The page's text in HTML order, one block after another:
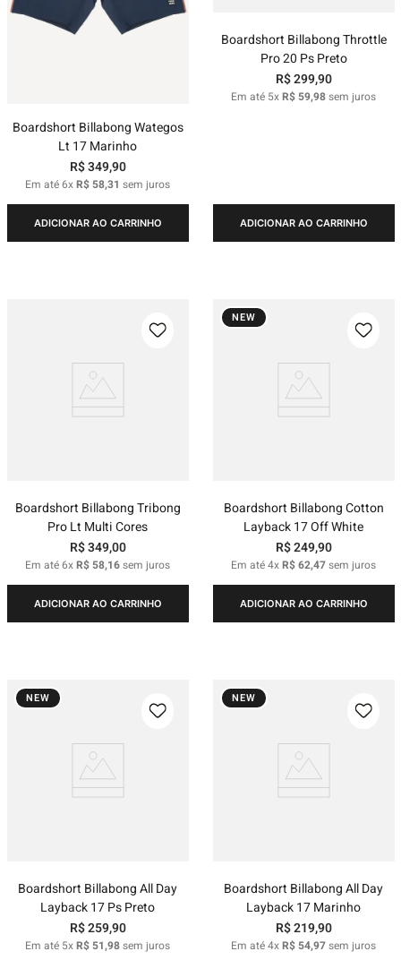
Boardshort Billabong Wategos
Lt 17 Marinho
R$349,90
Em até6xR$ 58,31 sem juros
ADICIONAR AO CARRINHO
Boardshort Billabong Throttle
Pro 20 Ps Preto
R$299,90
Em até 5xR$ 59,98sem juros
ADICIONAR AO CARRINHO
Boardshort Billabong Tribong
Pro Lt Multi Cores
R$349,00
Em até6xR$ 58,16sem juros
ADICIONAR AO CARRINHO
NEW
Boardshort Billabong Cotton
Layback 17 Off White
R$249,90
Em até4xR$62,47sem juros
ADICIONAR AO CARRINHO
NEW
Boardshort Billabong All Day
Layback 17 Ps Preto
R$259,90
Em até 5xR$ 51,98sem juros
NEW
Boardshort Billabong All Day
Layback 17 Marinho
R$219,90
Em até4xR$ 54,97sem juros